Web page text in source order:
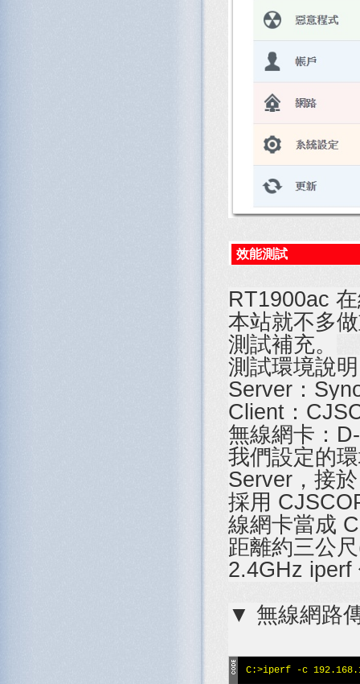
效能測試
RT1900ac
本站就不多
測試補充。
測試環境說
Server：
Client：
無線網卡：
我們設定的
Server，接
採用
線網卡當成
距離約三公
2.4GHz iperf
▼ 無線網路
C:>iperf -c